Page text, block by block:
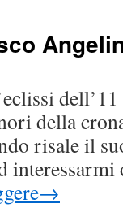
della
risale il
→